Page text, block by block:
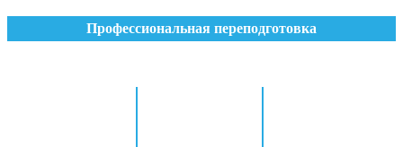
Профессиональная переподготовка